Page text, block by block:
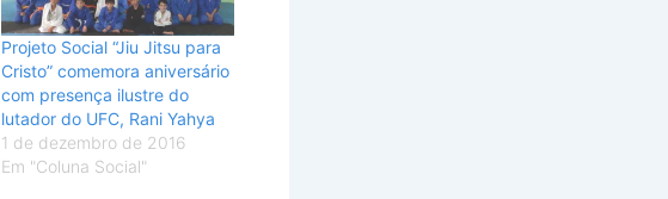
Projeto Social “Jiu Jitsu para
Cristo” comemora aniversário
com presença ilustre do
lutador do UFC, Rani Yahya
1 de dezembro de 2016
Em "Coluna Social"